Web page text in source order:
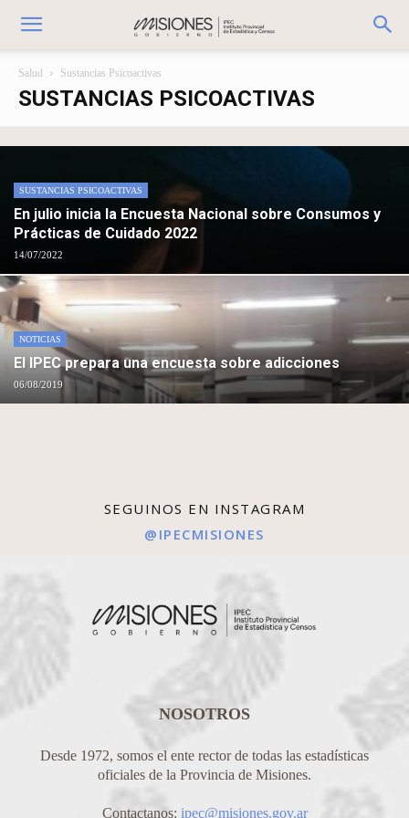
Salud Sustancias Psicoactivas
SUSTANCIAS PSICOACTIVAS
SUSTANCIAS PSICOACTIVAS
En julio inicia la Encuesta Nacional sobre Consumos y
Prácticas de Cuidado 2022
14/07/2022
NOTICIAS
El IPEC prepara una encuesta sobre adicciones
06/08/2019
SEGUINOS EN INSTAGRAM
@IPECMISIONES
NOSOTROS
Desde 1972, somos el ente rector de todas las estadísticas
oficiales de la Provincia de Misiones.
Contactanos: ipec@misiones.gov.ar